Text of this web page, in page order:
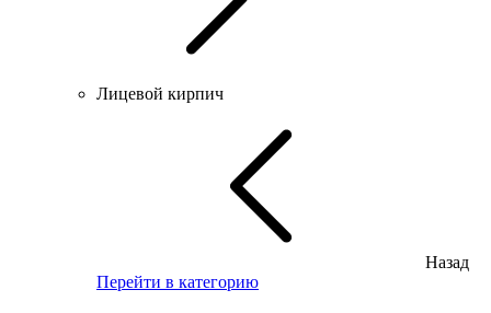
Лицевой кирпич
Назад
Перейти в категорию